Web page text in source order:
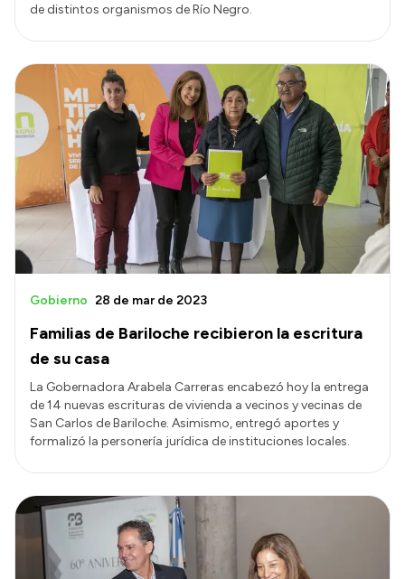
de distintos organismos de Río Negro.
Familias de Bariloche recibieron la escritura
de su casa
Gobierno 28 de mar de 2023
La Gobernadora Arabela Carreras encabezó hoy la entrega
de 14 nuevas escrituras de vivienda a vecinos y vecinas de
San Carlos de Bariloche. Asimismo, entregó aportes y
formalizó la personería jurídica de instituciones locales.